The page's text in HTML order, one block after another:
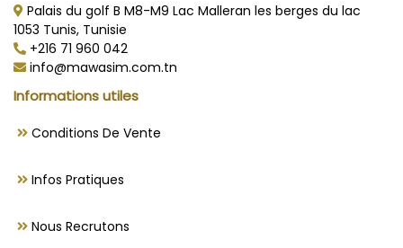
Palais du golf B M8-M9 Lac Malleran les berges du lac
1053 Tunis, Tunisie
+216 71 960 042
info@mawasim.com.tn
Informations utiles
Conditions De Vente
Infos Pratiques
Nous Recrutons